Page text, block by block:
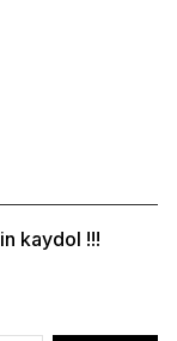
kaydol !!!